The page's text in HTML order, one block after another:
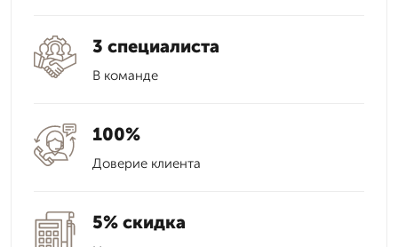
3 специалиста
В команде
100%
Доверие клиента
5% скидка